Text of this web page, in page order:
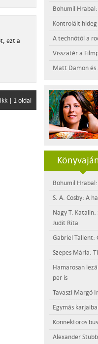
ezt a
| 1 oldal
Bohumil
Kontrolált hideg
A technótól a
Visszatér a
Matt Damon és
Bohumil
S. A. Cosby: A
Nagy T.
Judit Rita
Gabriel Tallent:
Szepes Mária:
Hamarosan
per is
Tavaszi Margó
Egymás
Konnektoros
Alexander